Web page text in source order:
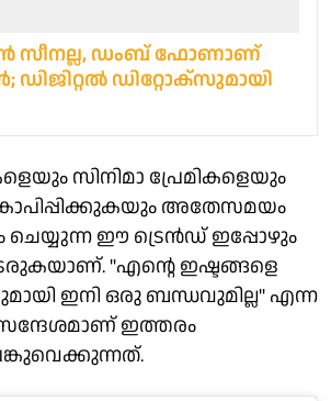
സീനല്ല, ഡംബ് ഫോണാണ്
ഡിജിറ്റൽ ഡിറ്റോക്സുമായി
സിനിമാ പ്രേമികളെയും
അതേസമയം
ചെയ്യുന്ന ഈ ട്രെൻഡ് ഇപ്പോഴും
"എന്റെ ഇഷ്ടങ്ങളെ
ഇനി ഒരു ബന്ധവുമില്ല" എന്ന
ഇത്തരം